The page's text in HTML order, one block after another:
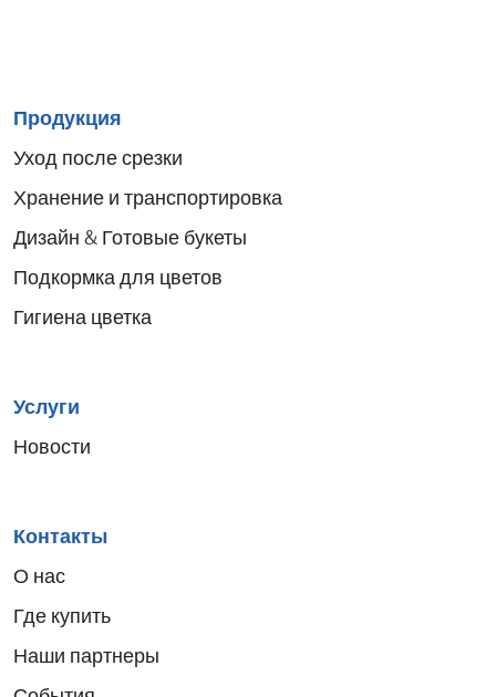
Sitemap
menu
Продукция
Уход после срезки
Хранение и транспортировка
Дизайн & Готовые букеты
Подкормка для цветов
Гигиена цветка
Услуги
Новости
Контакты
О нас
Где купить
Наши партнеры